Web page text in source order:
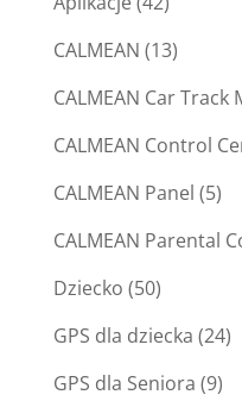
CALMEAN (13)
CALMEAN Car Track
CALMEAN Control
CALMEAN Panel (5)
CALMEAN Parental
Dziecko (50)
GPS dla dziecka (24)
GPS dla Seniora (9)